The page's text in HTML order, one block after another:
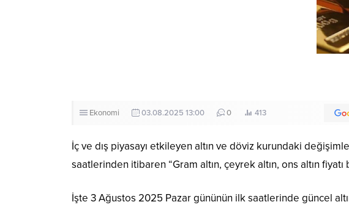
Ekonomi 03.08.2025 13:00 0 413
İç ve dış piyasayı etkileyen altın ve döviz kurundaki
saatlerinden itibaren “Gram altın, çeyrek altın, ons altın fiyatı
İşte 3 Ağustos 2025 Pazar gününün ilk saatlerinde güncel